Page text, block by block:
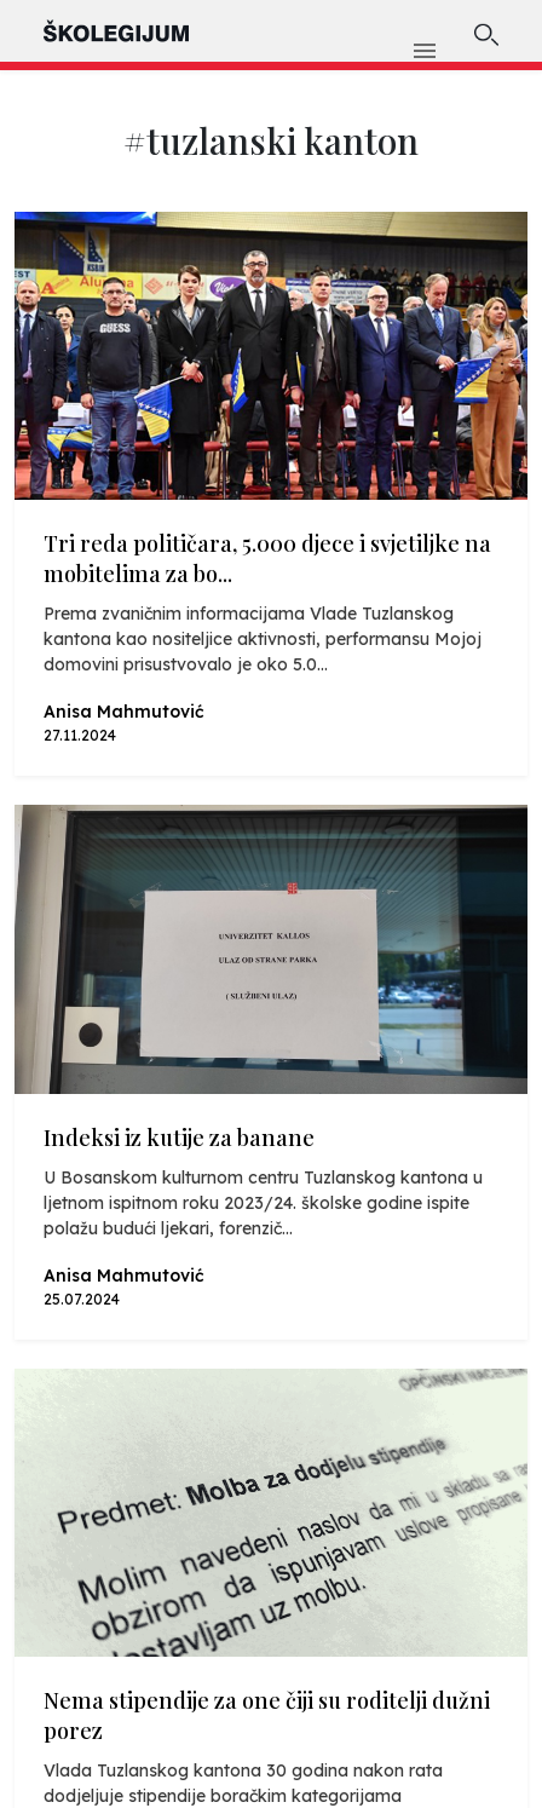
#tuzlanski kanton
Tri reda političara, 5.000 djece i svjetiljke na
mobitelima za bo...
Prema zvaničnim informacijama Vlade Tuzlanskog
kantona kao nositeljice aktivnosti, performansu Mojoj
domovini prisustvovalo je oko 5.0...
Anisa Mahmutović
27.11.2024
Indeksi iz kutije za banane
U Bosanskom kulturnom centru Tuzlanskog kantona u
ljetnom ispitnom roku 2023/24. školske godine ispite
polažu budući ljekari, forenzič...
Anisa Mahmutović
25.07.2024
Nema stipendije za one čiji su roditelji dužni
porez
Vlada Tuzlanskog kantona 30 godina nakon rata
dodjeljuje stipendije boračkim kategorijama